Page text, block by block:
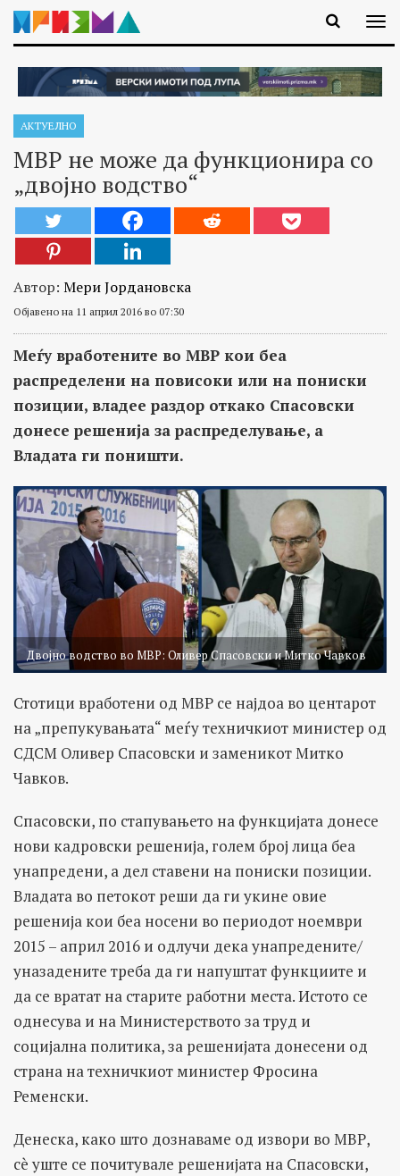
АКТУЕЛНО
МВР не може да функционира со
„двојно водство“
Автор: Мери Јордановска
Објавено на 11 април 2016 во 07:30
Меѓу вработените во МВР кои беа
распределени на повисоки или на пониски
позиции, владее раздор откако Спасовски
донесе решенија за распределување, а
Владата ги поништи.
Двојно водство во МВР: Оливер Спасовски и Митко Чавков
Стотици вработени од МВР се најдоа во центарот
на „препукувањата“ меѓу техничкиот министер од
СДСМ Оливер Спасовски и заменикот Митко
Чавков.
Спасовски, по стапувањето на функцијата донесе
нови кадровски решенија, голем број лица беа
унапредени, а дел ставени на пониски позиции.
Владата во петокот реши да ги укине овие
решенија кои беа носени во периодот ноември
2015 – април 2016 и одлучи дека унапредените/
уназадените треба да ги напуштат функциите и
да се вратат на старите работни места. Истото се
однесува и на Министерството за труд и
социјална политика, за решенијата донесени од
страна на техничкиот министер Фросина
Ременски.
Денеска, како што дознаваме од извори во МВР,
сè уште се почитувале решенијата на Спасовски,